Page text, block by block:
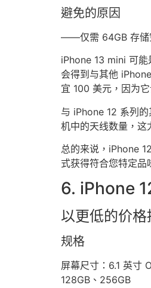
避免的原因
——仅需 64GB 存储
iPhone 13 mini 可
会得到与其他
宜 100 美元，因为
与 iPhone 12 系列
机中的天线数量，
总的来说，iPhone
式获得符合您特定品
6. iPhone
以更低的价
规格
屏幕尺寸：6.1 英寸
128GB、256GB